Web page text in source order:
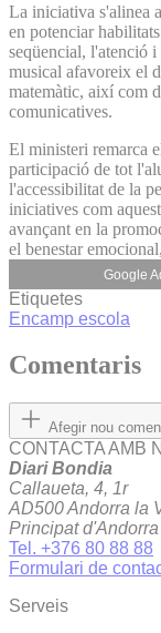
La iniciativa s'alinea
en potenciar
seqüencial, l'atenció
musical afavoreix el
matemàtic, així com
comunicatives.
El ministeri remarca
participació de tot
l'accessibilitat de la
iniciatives com
avançant en la
el benestar
Google
Etiquetes
Encamp escola
Comentaris
Afegir nou
CONTACTA AMB
Diari Bondia
Callaueta, 4, 1r
AD500 Andorra la
Principat d'Andorra
Tel. +376 80 88 88
Formulari de
Serveis